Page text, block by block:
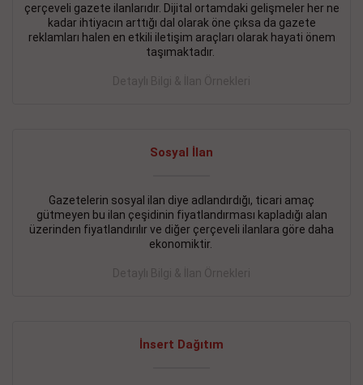
çerçeveli gazete ilanlarıdır. Dijital ortamdaki gelişmeler her ne
kadar ihtiyacın arttığı dal olarak öne çıksa da gazete
reklamları halen en etkili iletişim araçları olarak hayati önem
taşımaktadır.
Detaylı Bilgi & İlan Örnekleri
Sosyal İlan
Gazetelerin sosyal ilan diye adlandırdığı, ticari amaç
gütmeyen bu ilan çeşidinin fiyatlandırması kapladığı alan
üzerinden fiyatlandırılır ve diğer çerçeveli ilanlara göre daha
ekonomiktir.
Detaylı Bilgi & İlan Örnekleri
İnsert Dağıtım
BAKIRKÖY SATILIK İlanı- 11.09.2018
KARTALTEPEde kelepir 2+ 1 satılık daire
İŞYERİ KİRALIK İlanı - 11.09.2018
BEYLİKDÜZÜ Kavaklıda 4 katlı bina